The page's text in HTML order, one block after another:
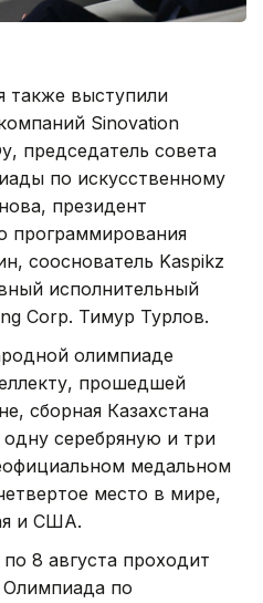
также выступили
Sinovation
председатель совета
по искусственному
президент
программирования
сооснователь Kaspikz
исполнительный
Corp. Тимур Турлов.
олимпиаде
прошедшей
сборная Казахстана
серебряную и три
медальном
место в мире,
и США.
8 августа проходит
по